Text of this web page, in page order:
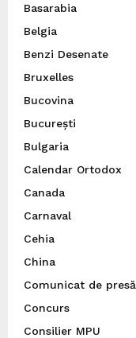
Basarabia
Belgia
Benzi Desenate
Bruxelles
Bucovina
București
Bulgaria
Calendar Ortodox
Canada
Carnaval
Cehia
China
Comunicat de presă
Concurs
Consilier MPU